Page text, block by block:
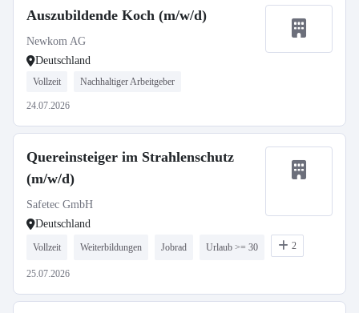
Auszubildende Koch (m/w/d)
Newkom AG
Deutschland
Vollzeit Nachhaltiger Arbeitgeber
24.07.2026
Quereinsteiger im Strahlenschutz
(m/w/d)
Safetec GmbH
Deutschland
Vollzeit Weiterbildungen Jobrad Urlaub >= 30 2
25.07.2026